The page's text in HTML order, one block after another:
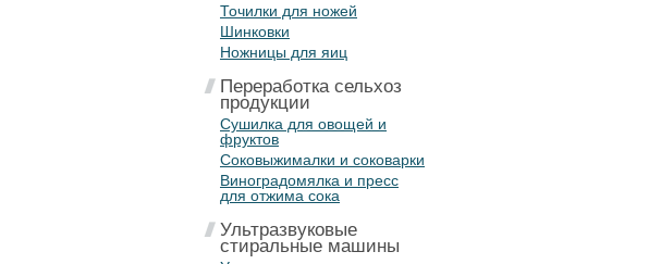
Точилки для ножей
Шинковки
Ножницы для яиц
Переработка сельхоз
продукции
Сушилка для овощей и
фруктов
Соковыжималки и соковарки
Виноградомялка и пресс
для отжима сока
Ультразвуковые
стиральные машины